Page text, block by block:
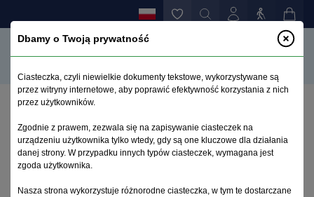
Gustaw Neusser 1840-1904
Archiwum 1992–2014
Dbamy o Twoją prywatność
Ciasteczka, czyli niewielkie dokumenty tekstowe, wykorzystywane są
przez witryny internetowe, aby poprawić efektywność korzystania z nich
przez użytkowników.
Zgodnie z prawem, zezwala się na zapisywanie ciasteczek na
urządzeniu użytkownika tylko wtedy, gdy są one kluczowe dla działania
danej strony. W przypadku innych typów ciasteczek, wymagana jest
zgoda użytkownika.
Nasza strona wykorzystuje różnorodne ciasteczka, w tym te dostarczane